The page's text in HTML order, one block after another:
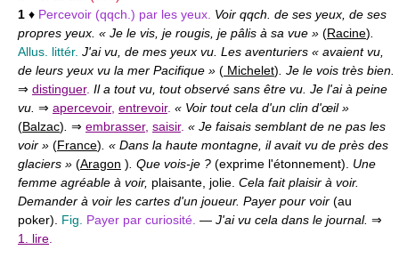
1 ♦ Percevoir (qqch.) par les yeux. Voir qqch. de ses yeux, de ses
propres yeux. « Je le vis, je rougis, je pâlis à sa vue » (Racine)
Allus. littér. J'ai vu, de mes yeux vu. Les aventuriers « avaient vu,
de leurs yeux vu la mer Pacifique » ( Michelet) . Je le vois très bien.
⇒ distinguer. Il a tout vu, tout observé sans être vu. Je l'ai à peine
vu. ⇒ apercevoir, entrevoir. « Voir tout cela d'un clin d'œil »
(Balzac) ⇒ embrasser, saisir. « Je faisais semblant de ne pas les
voir » (France) . « Dans la haute montagne, il avait vu de près des
glaciers » (Aragon ) . Que vois-je ? (exprime l'étonnement).
Une
femme agréable à voir, plaisante, jolie. Cela fait plaisir à voir.
Demander à voir les cartes d'un joueur. Payer pour voir (au
poker).
Fig. Payer par curiosité. — J'ai vu cela dans le journal. ⇒
1. lire